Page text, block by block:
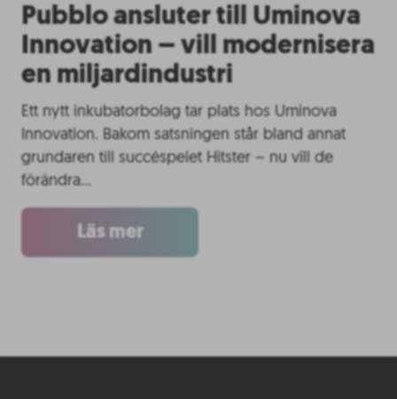
Pubblo ansluter till Uminova
Innovation – vill modernisera
en miljardindustri
Ett nytt inkubatorbolag tar plats hos Uminova
Innovation. Bakom satsningen står bland annat
grundaren till succéspelet Hitster – nu vill de
förändra…
Läs mer